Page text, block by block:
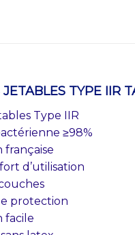
JETABLES TYPE IIR
Type IIR
≥98%
française
d’utilisation
protection
facile